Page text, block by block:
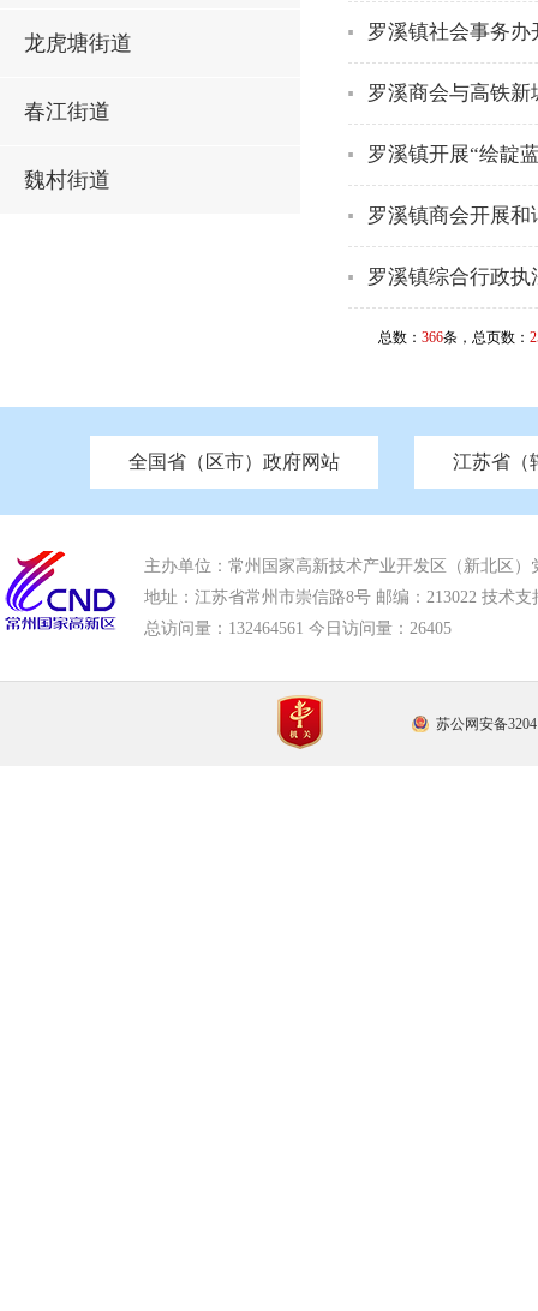
龙虎塘街道
春江街道
魏村街道
罗溪镇社会事务
罗溪商会与高铁
罗溪镇开展“绘靛
罗溪镇商会开展
罗溪镇综合行政
总数： 366条，总页数：
全国省（区市）政府网站
北京 天津 重庆 河南 河北 山西
江苏省（
中国江苏 南京市政府 苏州市政府 无锡
市发改委 市工信局 市教育局 市科技局 市
市应急管理局 市审计局 市外事办 市生态
主办单位：常州国家高新技术产业开发区（新北区）
地址：江苏省常州市崇信路8号 邮编：213022 技术支
总访问量： 132464561 今日访问量： 26405
苏公网安备